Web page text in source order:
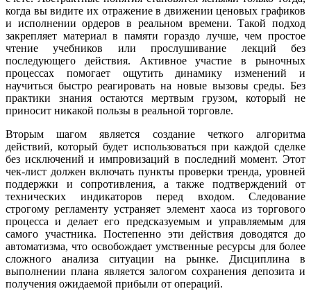
когда вы видите их отражение в движении ценовых графиков
и исполнении ордеров в реальном времени. Такой подход
закрепляет материал в памяти гораздо лучше, чем простое
чтение учебников или прослушивание лекций без
последующего действия. Активное участие в рыночных
процессах помогает ощутить динамику изменений и
научиться быстро реагировать на новые вызовы среды. Без
практики знания остаются мертвым грузом, который не
приносит никакой пользы в реальной торговле.
Вторым шагом является создание четкого алгоритма
действий, который будет использоваться при каждой сделке
без исключений и импровизаций в последний момент. Этот
чек-лист должен включать пункты проверки тренда, уровней
поддержки и сопротивления, а также подтверждений от
технических индикаторов перед входом. Следование
строгому регламенту устраняет элемент хаоса из торгового
процесса и делает его предсказуемым и управляемым для
самого участника. Постепенно эти действия доводятся до
автоматизма, что освобождает умственные ресурсы для более
сложного анализа ситуации на рынке. Дисциплина в
выполнении плана является залогом сохранения депозита и
получения ожидаемой прибыли от операций.